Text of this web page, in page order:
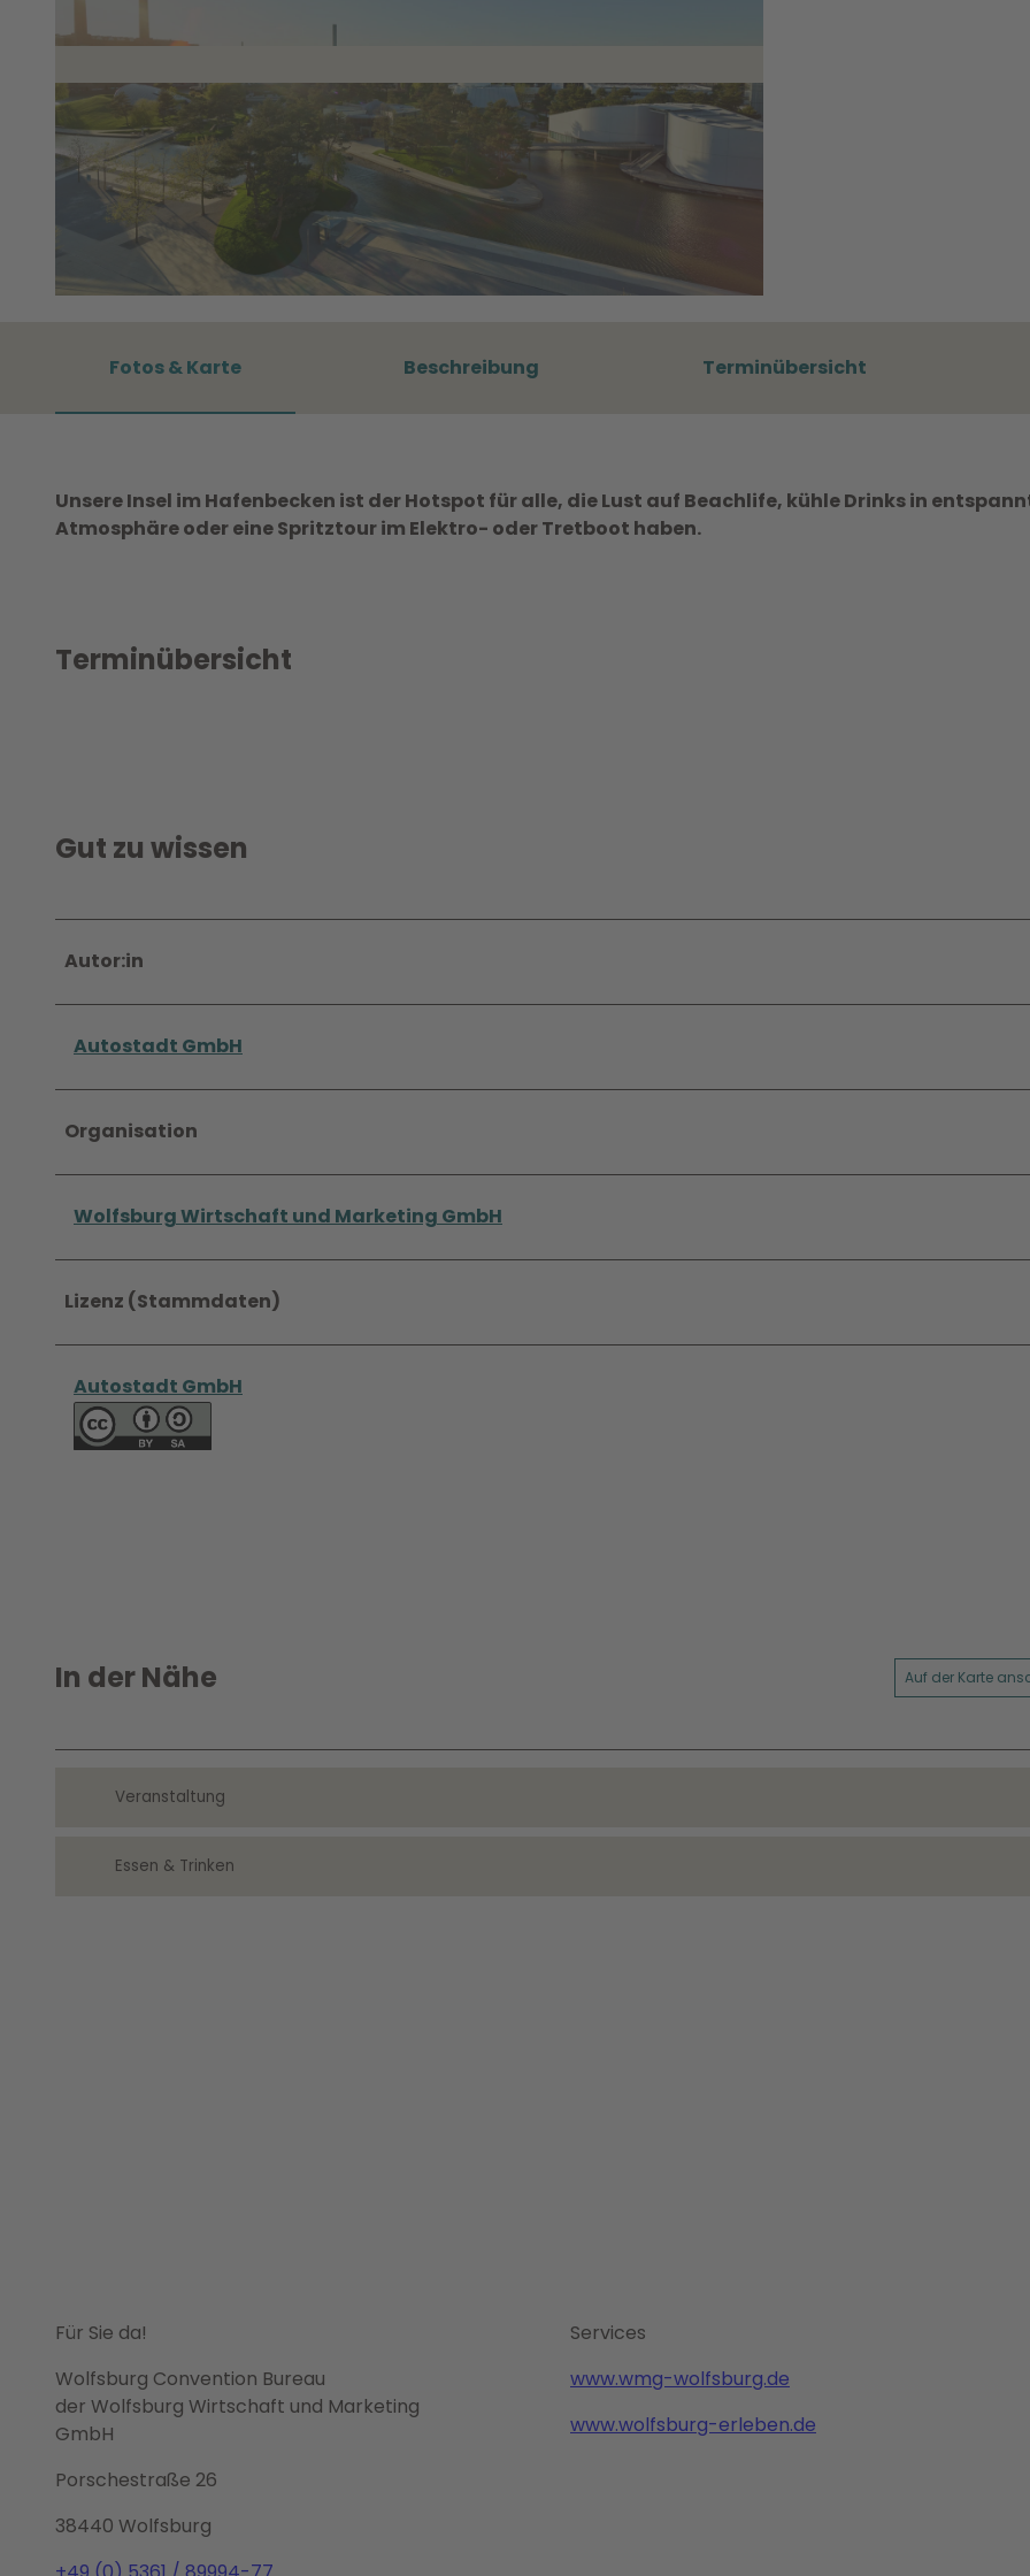
Fotos & Karte Beschreibung Terminübersicht
Unsere Insel im Hafenbecken ist der Hotspot für alle, die Lust auf Beachlife, kühle Drinks in
Atmosphäre oder eine Spritztour im Elektro- oder Tretboot haben.
Terminübersicht
Gut zu wissen
Autor:in
Autostadt GmbH
Organisation
Wolfsburg Wirtschaft und Marketing GmbH
Lizenz (Stammdaten)
Autostadt GmbH
In der Nähe Auf der Karte
Veranstaltung
Essen & Trinken
Für Sie da!
Wolfsburg Convention Bureau
der Wolfsburg Wirtschaft und Marketing
GmbH
Porschestraße 26
38440 Wolfsburg
Services
www.wmg-wolfsburg.de
www.wolfsburg-erleben.de